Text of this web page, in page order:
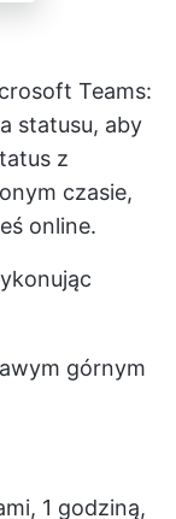
Teams:
statusu, aby
z
czasie,
online.
górnym
1 godziną,